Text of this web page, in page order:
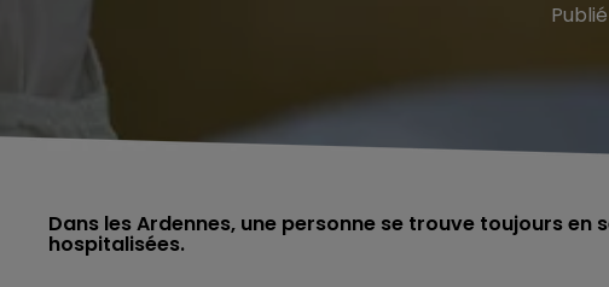
Dans les Ardennes, une personne se trouve toujours
hospitalisées.